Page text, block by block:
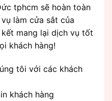
tphcm sẽ hoàn toàn
làm cửa sắt của
mang lại dịch vụ tốt
khách hàng!
tôi với các khách
khách hàng